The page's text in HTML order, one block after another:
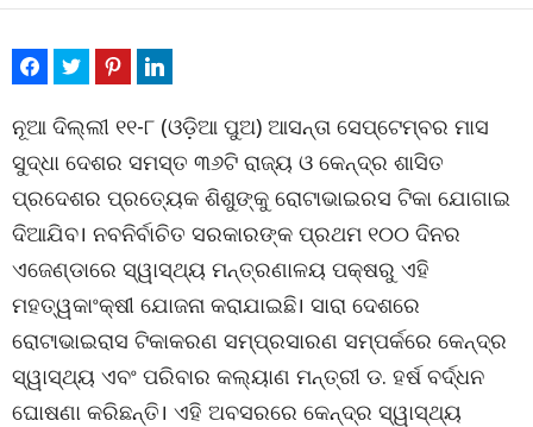
ନୂଆ ଦିଲ୍ଲୀ ୧୧-୮ (ଓଡ଼ିଆ ପୁଅ) ଆସନ୍ତା ସେପ୍ଟେମ୍ବର ମାସ
ସୁଦ୍ଧା ଦେଶର ସମସ୍ତ ୩୬ଟି ରାଜ୍ୟ ଓ କେନ୍ଦ୍ର ଶାସିତ
ପ୍ରଦେଶର ପ୍ରତ୍ୟେକ ଶିଶୁଙ୍କୁ ରୋଟାଭାଇରସ ଟିକା ଯୋଗାଇ
ଦିଆଯିବ। ନବନିର୍ବାଚିତ ସରକାରଙ୍କ ପ୍ରଥମ ୧୦୦ ଦିନର
ଏଜେଣ୍ଡାରେ ସ୍ୱାସ୍ଥ୍ୟ ମନ୍ତ୍ରଣାଳୟ ପକ୍ଷରୁ ଏହି
ମହତ୍ୱକାଂକ୍ଷୀ ଯୋଜନା କରାଯାଇଛି। ସାରା ଦେଶରେ
ରୋଟାଭାଇରାସ ଟିକାକରଣ ସମ୍ପ୍ରସାରଣ ସମ୍ପର୍କରେ କେନ୍ଦ୍ର
ସ୍ୱାସ୍ଥ୍ୟ ଏବଂ ପରିବାର କଲ୍ୟାଣ ମନ୍ତ୍ରୀ ଡ. ହର୍ଷ ବର୍ଦ୍ଧନ
ଘୋଷଣା କରିଛନ୍ତି। ଏହି ଅବସରରେ କେନ୍ଦ୍ର ସ୍ୱାସ୍ଥ୍ୟ